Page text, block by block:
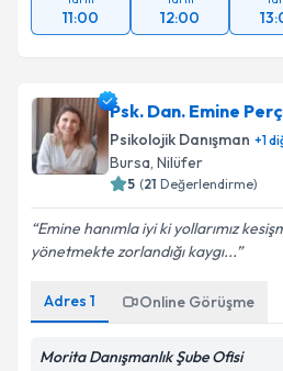
11:00 12:00
Psk. Dan. Emine
Psikolojik Danışman +1
Bursa, Nilüfer
5 (21 Değerlendirme)
Emine hanımla iyi ki yollarımız
yönetmekte zorlandığı kaygı...
Adres 1 Online Görüşme
Morita Danışmanlık Şube Ofisi